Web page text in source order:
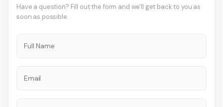
Have a question? Fill out the form and we'll get back to you as
soon as possible.